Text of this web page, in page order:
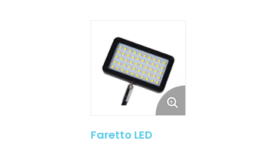
Faretto LED